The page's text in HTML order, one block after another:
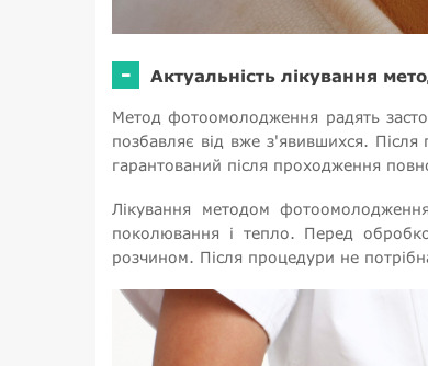
- Актуальність лікування
Метод фотоомолодження радять
позбавляє від вже з'явившихся.
гарантований після проходження
Лікування методом
поколювання і тепло. Перед
розчином. Після процедури не